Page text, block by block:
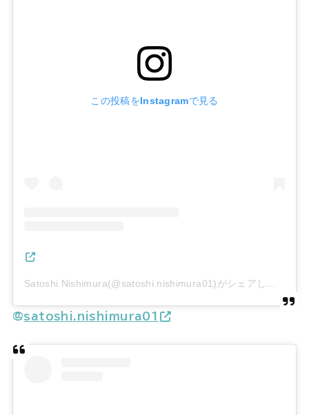
この投稿をInstagramで見る
Satoshi.Nishimura(@satoshi.nishimura01)がシェアした投稿
@satoshi.nishimura01